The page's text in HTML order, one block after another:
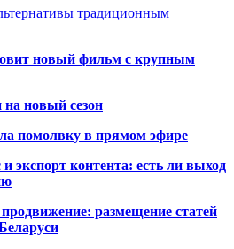
традиционным
новый фильм с крупным
новый сезон
помолвку в прямом эфире
экспорт контента: есть ли выход
размещение статей